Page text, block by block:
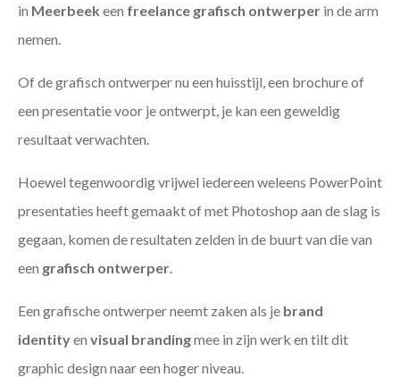
in Meerbeek een freelance grafisch ontwerper in de arm
nemen.
Of de grafisch ontwerper nu een huisstijl, een brochure of
een presentatie voor je ontwerpt, je kan een geweldig
resultaat verwachten.
Hoewel tegenwoordig vrijwel iedereen weleens PowerPoint
presentaties heeft gemaakt of met Photoshop aan de slag is
gegaan, komen de resultaten zelden in de buurt van die van
een grafisch ontwerper
Een grafische ontwerper neemt zaken als je brand
identityen visual brandingmee in zijn werk en tilt dit
graphic design naar een hoger niveau.